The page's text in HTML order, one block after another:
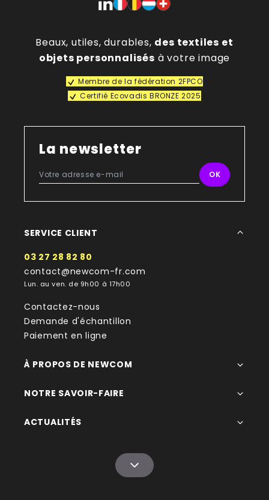
Beaux, utiles, durables, des textiles et
objets personnalisés à votre image
Membre de la fédération 2FPCO
Certifié Ecovadis BRONZE 2025
La newsletter
SERVICE CLIENT
03 27 28 82 80
contact@newcom-fr.com
Lun. au ven. de 9h00 à 17h00
Contactez-nous
Demande d'échantillon
Paiement en ligne
À PROPOS DE NEWCOM
NOTRE SAVOIR-FAIRE
ACTUALITÉS